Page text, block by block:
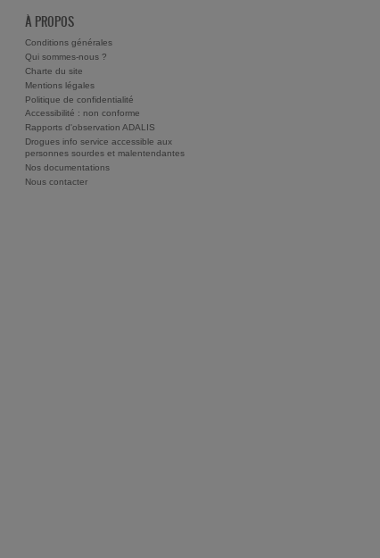
À PROPOS
Conditions générales
Qui sommes-nous ?
Charte du site
Mentions légales
Politique de confidentialité
Accessibilité : non conforme
Rapports d'observation ADALIS
Drogues info service accessible aux
personnes sourdes et malentendantes
Nos documentations
Nous contacter